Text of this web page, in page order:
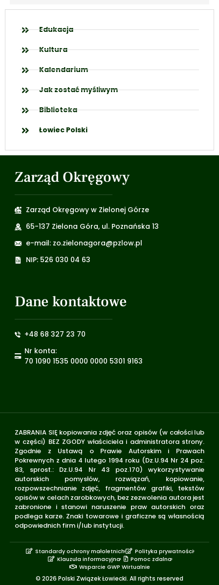
Edukacja
Kultura
Kalendarium
Jak zostać myśliwym
Biblioteka
Łowiec Polski
Zarząd Okręgowy
Zarząd Okręgowy w Zielonej Górze
65-137 Zielona Góra, ul. Poznańska 13
e-mail: zo.zielonagora@pzlow.pl
NIP: 526 030 04 63
Dane kontaktowe
+48 68 327 23 70
Nr konta:
70 1090 1535 0000 0000 5301 9163
ZABRANIA SIĘ kopiowania zdjęć oraz opisów (w całości lub
w części) BEZ ZGODY właściciela i administratora strony.
Zgodnie z Ustawą o Prawie Autorskim i Prawach
Pokrewnych z dnia 4 lutego 1994 roku (Dz.U.94 Nr 24 poz.
83, sprost.: Dz.U.94 Nr 43 poz.170) wykorzystywanie
autorskich pomysłów, rozwiązań, kopiowanie,
rozpowszechnianie zdjęć, fragmentów grafiki, tekstów
opisów w celach zarobkowych, bez zezwolenia autora jest
zabronione i stanowi naruszenie praw autorskich oraz
podlega karze. Znaki towarowe i graficzne są własnością
odpowiednich firm i/lub instytucji.
© 2026 Polski Związek Łowiecki. All rights reserved
Standardy ochrony małoletnich
Polityka prywatności
Klauzula informacyjna
Pomoc zdalna
Wsparcie GWP Wirtualnie